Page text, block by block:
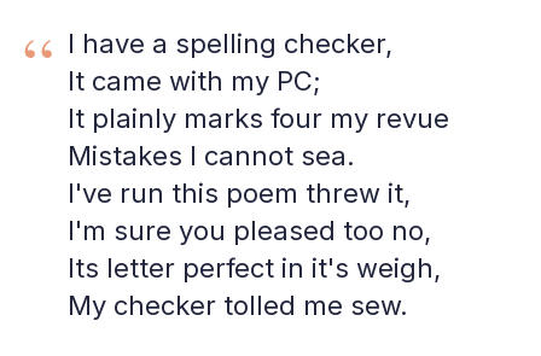
“ I have a spelling checker,
It came with my PC;
It plainly marks four my revue
Mistakes I cannot sea.
I've run this poem threw it,
I'm sure you pleased too no,
Its letter perfect in it's weigh,
My checker tolled me sew.